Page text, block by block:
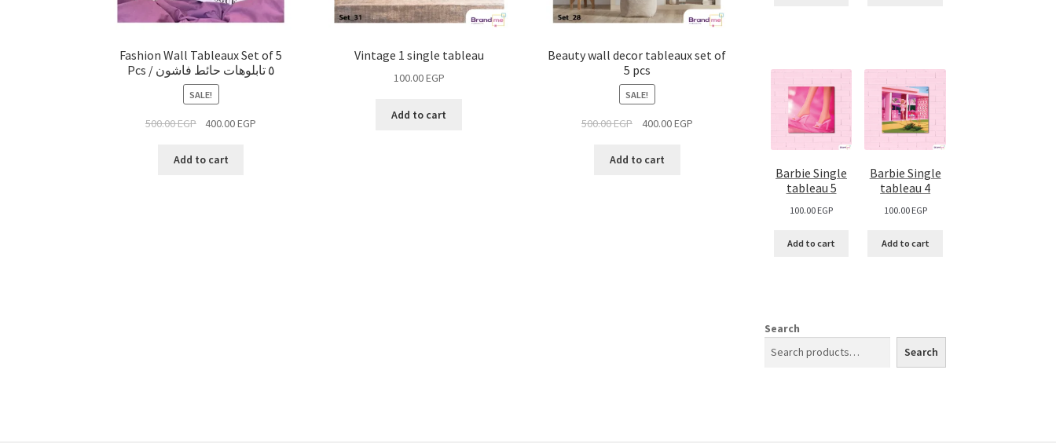
Fashion Wall Tableaux Set of 5
Pcs / ٥ تابلوهات حائط فاشون
SALE!
500.00EGP 400.00EGP
Add to cart
Vintage 1 single tableau
100.00EGP
Add to cart
Beauty wall decor tableaux set of
5 pcs
SALE!
500.00EGP 400.00EGP
Add to cart
Barbie Single
tableau 5
100.00 EGP
Add to cart
Barbie Single
tableau 4
100.00 EGP
Add to cart
Search
Search